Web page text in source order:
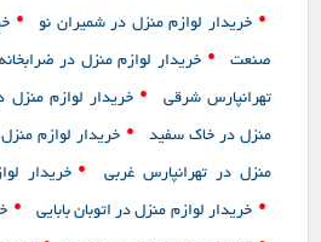
• خریدار لوازم منزل در شمیران نو •
صنعت • خریدار لوازم منزل در ضرابخانه
تهرانپارس شرقی • خریدار لوازم منزل
منزل در خاک سفید • خریدار لوازم
منزل در تهرانپارس غربی • خریدار
• خریدار لوازم منزل در اتوبان بابایی •